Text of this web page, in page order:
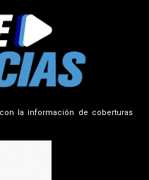
la información de coberturas